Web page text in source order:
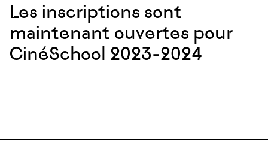
Les inscriptions sont
maintenant ouvertes pour
CinéSchool 2023-2024